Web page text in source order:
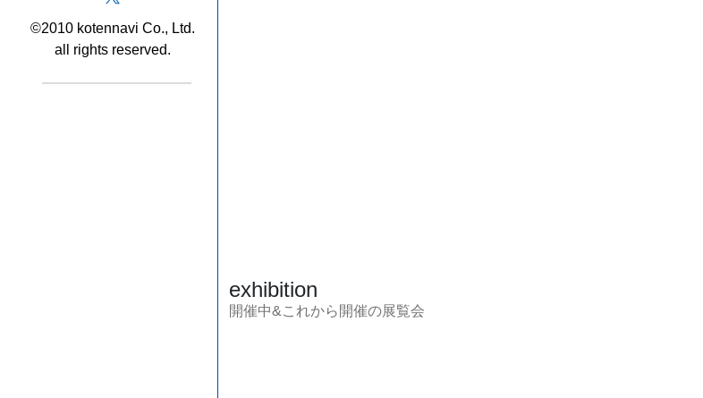
©2010 kotennavi Co., Ltd.
all rights reserved.
exhibition
開催中&これから開催の展覧会